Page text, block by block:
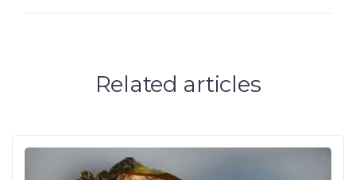
Related articles